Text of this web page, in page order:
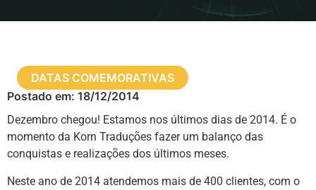
DATAS COMEMORATIVAS
Postado em: 18/12/2014
Dezembro chegou! Estamos nos últimos dias de 2014. É o
momento da Korn Traduções fazer um balanço das
conquistas e realizações dos últimos meses.
Neste ano de 2014 atendemos mais de 400 clientes, com o